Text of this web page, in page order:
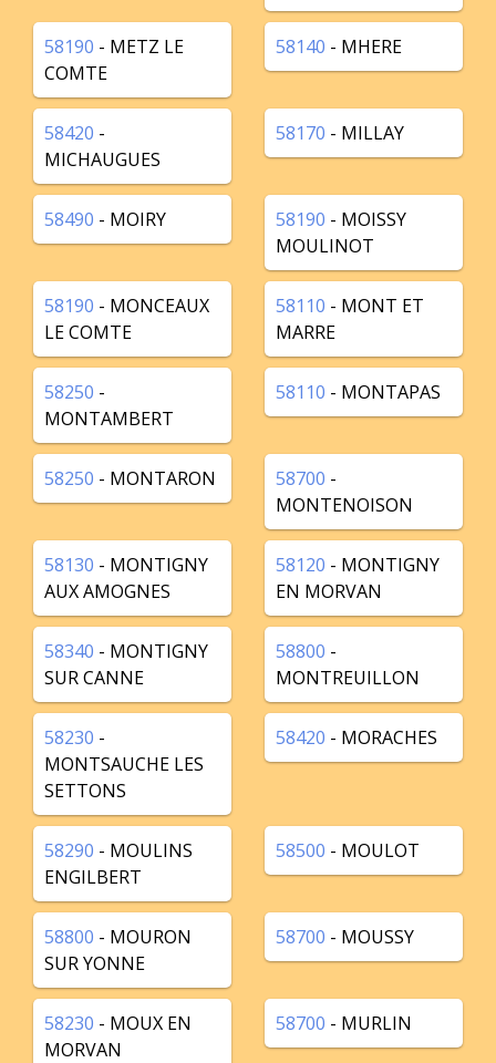
58190 - METZ LE
COMTE
58140 - MHERE
58420 -
MICHAUGUES
58170 - MILLAY
58490 - MOIRY 58190 - MOISSY
MOULINOT
58190 - MONCEAUX
LE COMTE
58110 - MONT ET
MARRE
58250 -
MONTAMBERT
58110 - MONTAPAS
58250 - MONTARON 58700 -
MONTENOISON
58130 - MONTIGNY
AUX AMOGNES
58120 - MONTIGNY
EN MORVAN
58340 - MONTIGNY
SUR CANNE
58800 -
MONTREUILLON
58230 -
MONTSAUCHE LES
SETTONS
58420 - MORACHES
58290 - MOULINS
ENGILBERT
58500 - MOULOT
58800 - MOURON
SUR YONNE
58700 - MOUSSY
58230 - MOUX EN
MORVAN
58700 - MURLIN